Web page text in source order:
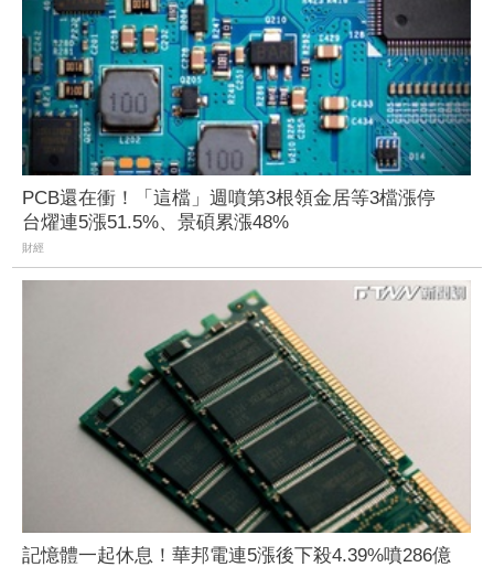
PCB還在衝！「這檔」週噴第3根領金居等3檔漲停
台燿連5漲51.5%、景碩累漲48%
財經
記憶體一起休息！華邦電連5漲後下殺4.39%噴286億